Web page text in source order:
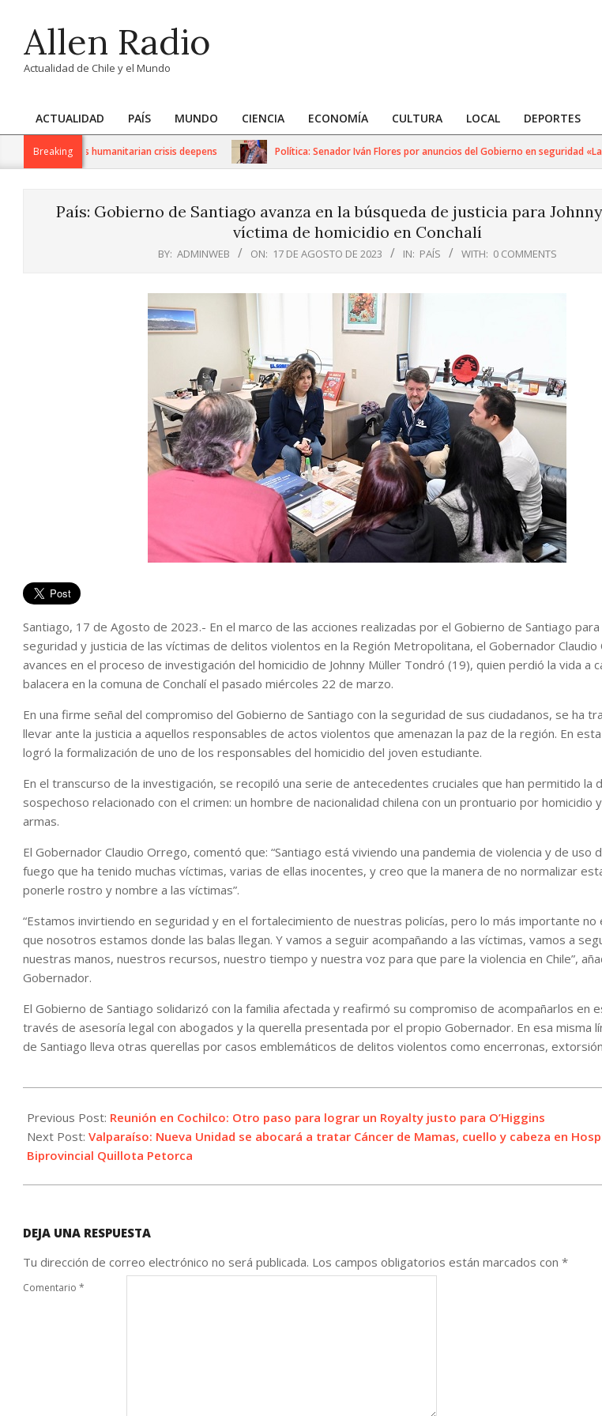
contentAllen Radio
Actualidad de Chile y el Mundo
Primary
Navigation
ACTUALIDAD PAÍS MUNDO CIENCIA ECONOMÍA CULTURA LOCAL DEPORTES
Breaking
sanctions as humanitarian crisis deepens Política: Senador Iván Flores por anuncios del Gobierno en seguridad «La
País: Gobierno de Santiago avanza en la búsqueda de justicia para
víctima de homicidio en Conchalí
BY: ADMINWEB ON: 17 DE AGOSTO DE 2023 IN: PAÍS WITH: 0 COMMENTS
Santiago, 17 de Agosto de 2023.- En el marco de las acciones realizadas por el Gobierno de Santiago
seguridad y justicia de las víctimas de delitos violentos en la Región Metropolitana, el Gobernador Claudio
avances en el proceso de investigación del homicidio de Johnny Müller Tondró (19), quien perdió la vida a
balacera en la comuna de Conchalí el pasado miércoles 22 de marzo.
En una firme señal del compromiso del Gobierno de Santiago con la seguridad de sus ciudadanos, se ha
llevar ante la justicia a aquellos responsables de actos violentos que amenazan la paz de la región. En
logró la formalización de uno de los responsables del homicidio del joven estudiante.
En el transcurso de la investigación, se recopiló una serie de antecedentes cruciales que han permitido la
sospechoso relacionado con el crimen: un hombre de nacionalidad chilena con un prontuario por homicidio
armas.
El Gobernador Claudio Orrego, comentó que: “Santiago está viviendo una pandemia de violencia y de uso
fuego que ha tenido muchas víctimas, varias de ellas inocentes, y creo que la manera de no normalizar
ponerle rostro y nombre a las víctimas”.
“Estamos invirtiendo en seguridad y en el fortalecimiento de nuestras policías, pero lo más importante no
que nosotros estamos donde las balas llegan. Y vamos a seguir acompañando a las víctimas, vamos a
nuestras manos, nuestros recursos, nuestro tiempo y nuestra voz para que pare la violencia en Chile”,
Gobernador.
El Gobierno de Santiago solidarizó con la familia afectada y reafirmó su compromiso de acompañarlos en
través de asesoría legal con abogados y la querella presentada por el propio Gobernador. En esa misma
de Santiago lleva otras querellas por casos emblemáticos de delitos violentos como encerronas,
08-
17
Previous Post: Reunión en Cochilco: Otro paso para lograr un Royalty justo para O’Higgins
Next Post: Valparaíso: Nueva Unidad se abocará a tratar Cáncer de Mamas, cuello y cabeza en
Biprovincial Quillota Petorca
DEJA UNA RESPUESTA
Tu dirección de correo electrónico no será publicada. Los campos obligatorios están marcados con *
Comentario *